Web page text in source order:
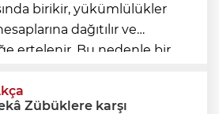
birikir, yükümlülükler
dağıtılır ve
ertelenir. Bu nedenle bir
veya resmi borç stok
Zübüklere karşı